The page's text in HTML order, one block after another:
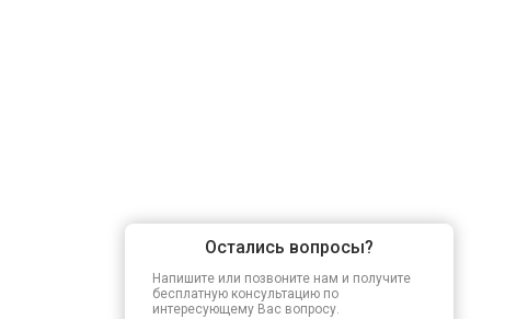
Остались вопросы?
Напишите или позвоните нам и получите
бесплатную консультацию по
интересующему Вас вопросу.